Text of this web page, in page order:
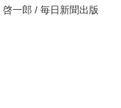
一郎 / 毎日新聞出版